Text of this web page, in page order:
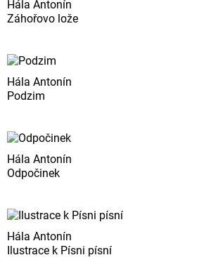
Hála Antonín
Záhořovo lože
Hála Antonín
Podzim
Hála Antonín
Odpočinek
Hála Antonín
Ilustrace k Písni písní